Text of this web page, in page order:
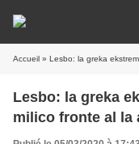
Accueil » Lesbo: la greka
Lesbo: la greka
milico fronte al la